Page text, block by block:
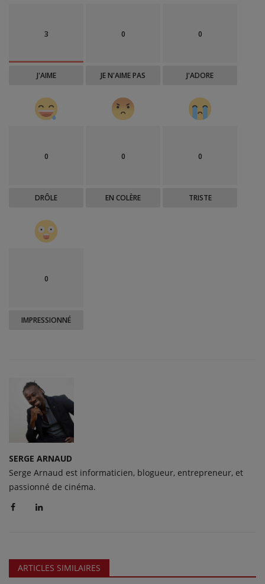
3
J'AIME
0
JE N'AIME PAS
0
J'ADORE
0
DRÔLE
0
EN COLÈRE
0
TRISTE
0
IMPRESSIONNÉ
SERGE ARNAUD
Serge Arnaud est informaticien, blogueur, entrepreneur, et
passionné de cinéma.
ARTICLES SIMILAIRES